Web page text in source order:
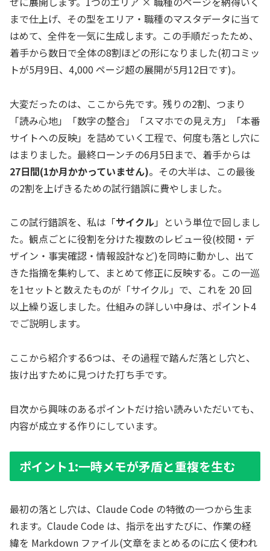
まで仕上げ、その型をエリア・職種のマスタデータに当て
はめて、全件を一気に生成します。この手順だったため、
着手から数日で全体の8割ほどの形になりました(初コミッ
トが5月9日、4,000 ページ超の展開が5月12日です)。
大変だったのは、ここから先です。残りの2割、つまり
「読み心地」「数字の整合」「スマホでの見え方」「本番
サイトへの反映」を詰めていく工程で、何度も落とし穴に
はまりました。最終ローンチの6月5日まで、着手からは
27日間(1か月かかっていません)。その大半は、この最後
の2割を上げきるための試行錯誤に費やしました。
この試行錯誤を、私は「サイクル 」という単位で回しまし
た。観点ごとに役割を分けた複数のレビュー役(校閲・デ
ザイン・事実確認・情報設計など)を同時に動かし、出て
きた指摘を集約して、まとめて修正に反映する。この一巡
を1セットと数えたものが「サイクル」で、これを 20 回
以上繰り返しました。仕組みの詳しい中身は、ポイント4
でご説明します。
ここから紹介する6つは、その過程で踏んだ落とし穴と、
抜け出すために見つけた打ち手です。
目次から興味のあるポイントだけ拾い読みいただいても、
内容が成立する作りにしています。
ポイント1:一時メモが矛盾と重複を生む
最初の落とし穴は、Claude Code の特徴の一つから生ま
れます。Claude Code は、指示を出すたびに、作業の経
緯を Markdown ファイル(文章をまとめるのに広く使われ